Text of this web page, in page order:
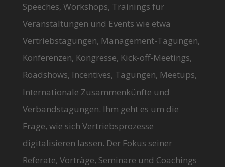
Speeches, Workshops, Trainings für
Veranstaltungen und Events wie etwa
Vertriebstagungen, Management-Tagungen,
Konferenzen, Kongresse, Kick-off-Meetings,
Roadshows, Incentives, Tagungen, Meetups,
Internationale Zusammenkünfte und
Verbandstagungen. Ihm geht es um die
Frage, wie sich Vertriebsprozesse
digitalisieren lassen. Der Fokus seiner
Referate, Vorträge, Seminare und Coachings